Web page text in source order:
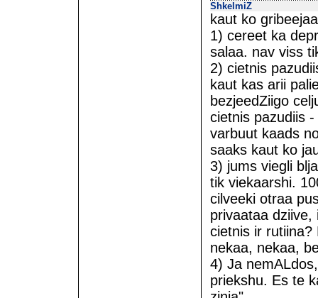
ShkelmiZ
kaut ko
1) cereet ka
salaa. nav viss
2) cietnis
kaut kas arii
bezjeedZiigo
cietnis pazudiis
varbuut kaads
saaks kaut ko
3) jums viegli
tik viekaarshi.
cilveeki otraa
privaataa
cietnis ir rutiina?
nekaa, nekaa,
4) Ja
priekshu. Es te